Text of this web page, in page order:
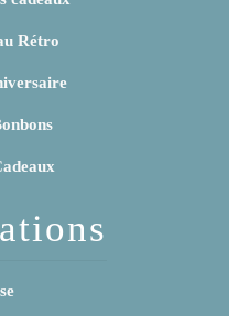
Rétro